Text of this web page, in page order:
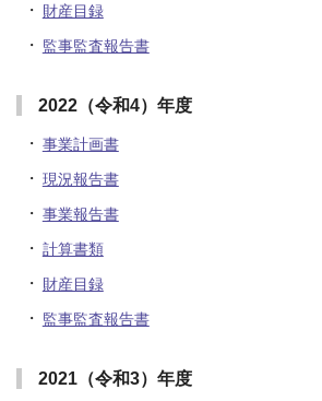
財産目録
監事監査報告書
2022（令和4）年度
事業計画書
現況報告書
事業報告書
計算書類
財産目録
監事監査報告書
2021（令和3）年度